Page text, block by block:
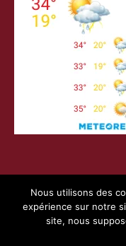
Copyright © 2026
Nous utilisons des
expérience sur notre
site, nous